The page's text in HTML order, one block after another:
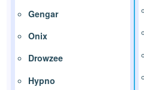
Gengar
Onix
Drowzee
Hypno